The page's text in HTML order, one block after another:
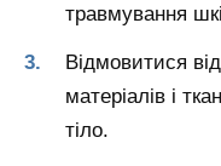
травмування
Відмовитися
матеріалів і
тіло.